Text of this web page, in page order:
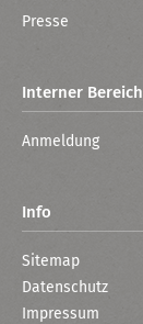
Presse
Interner Bereich
Anmeldung
Info
Sitemap
Datenschutz
Impressum